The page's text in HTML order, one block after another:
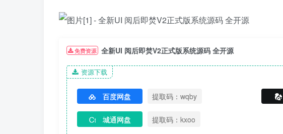
免费资源 全新UI 阅后即焚V2正式版系统源码 全开源
资源下载
百度网盘 提取码：wqby
城通网盘 提取码：kxoo